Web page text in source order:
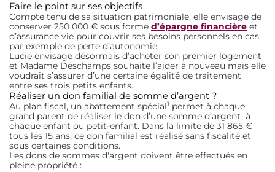
Faire le point sur ses objectifs
Compte tenu de sa situation patrimoniale, elle envisage de
conserver 250 000 € sous forme d’épargne financière et
d’assurance vie pour couvrir ses besoins personnels en cas
par exemple de perte d’autonomie.
Lucie envisage désormais d’acheter son premier logement
et Madame Deschamps souhaite l’aider à nouveau mais elle
voudrait s’assurer d’une certaine égalité de traitement
entre ses trois petits enfants.
Réaliser un don familial de somme d’argent ?
Au plan fiscal, un abattement spécial1 permet à chaque
grand parent de réaliser le don d’une somme d’argent à
chaque enfant ou petit-enfant. Dans la limite de 31 865 €
tous les 15 ans, ce don familial est réalisé sans fiscalité et
sous certaines conditions.
Les dons de sommes d'argent doivent être effectués en
pleine propriété :